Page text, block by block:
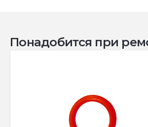
Понадобится при